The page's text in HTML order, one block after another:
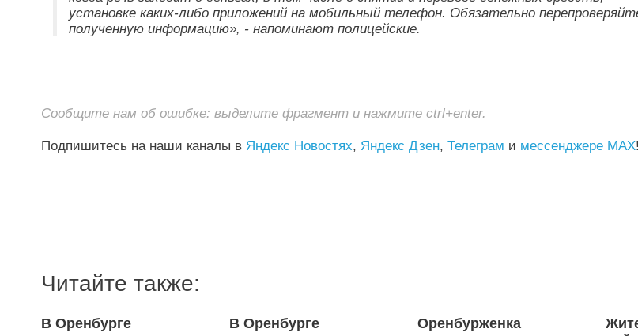
установке каких-либо приложений на мобильный телефон. Обязательно
полученную информацию», - напоминают полицейские.
Сообщите нам об ошибке: выделите фрагмент и нажмите ctrl+enter.
Подпишитесь на наши каналы в Яндекс Новостях, Яндекс Дзен, Телеграм и мессенджере MAX!
Читайте также:
В Оренбурге
В Оренбурге
Оренбурженка